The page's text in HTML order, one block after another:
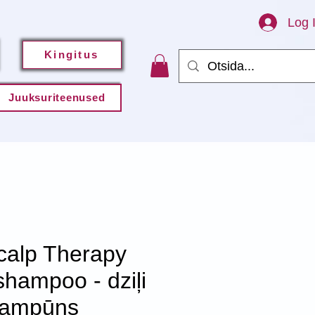
Kingitus
Juuksuriteenused
Log
Therapy
- dziļi